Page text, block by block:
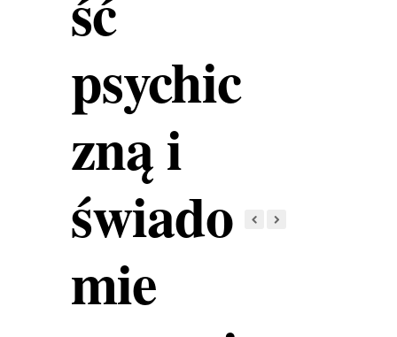
psychic
zną i
świado
mie